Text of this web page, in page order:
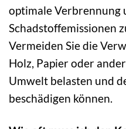
optimale Verbrennung
Schadstoffemissionen
Vermeiden Sie die
Holz, Papier oder
Umwelt belasten und
beschädigen können.